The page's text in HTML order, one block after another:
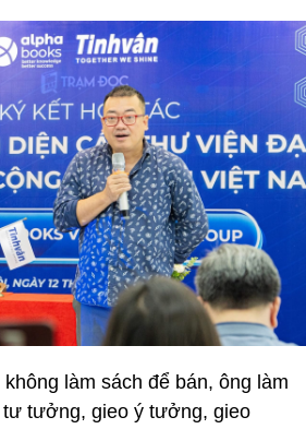
làm sách để bán, ông làm
tư tưởng, gieo ý tưởng, gieo